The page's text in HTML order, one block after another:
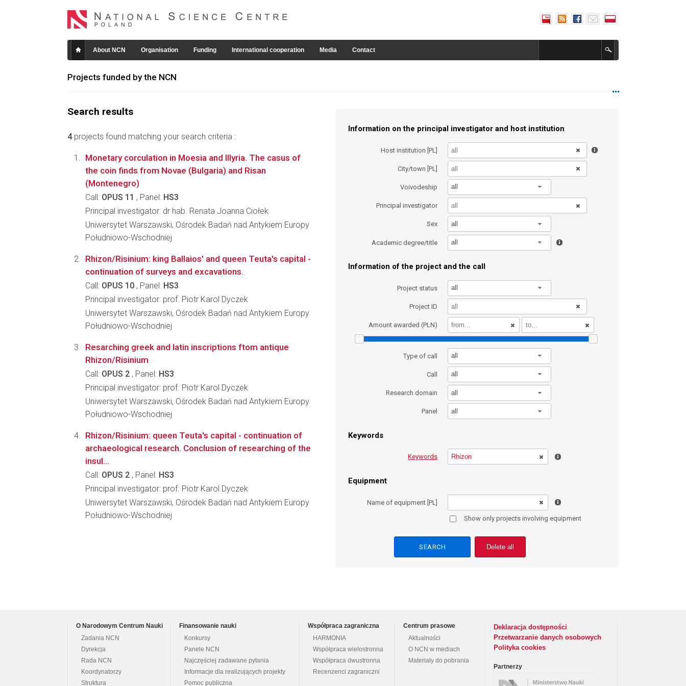
About NCN Organisation Funding International cooperation Media Contact
Projects funded by the NCN
Search results
4projects found matching your search criteria :
Information on the principal investigator and host institution
Host institution [PL]
City/town [PL]
Voivodeship all
Principal investigator
Sex all
Academic degree/title all
Information of the project and the call
Project status all
Project ID
Amount awarded (PLN)
Type of call all
Call all
Research domain all
Panel all
Keywords
Keywords
Equipment
Name of equipment [PL]
Show only projects involving equipment
Delete all
Monetary corculation in Moesia and Illyria. The casus of
the coin finds from Novae (Bulgaria) and Risan
(Montenegro)
Call: OPUS 11 , Panel: HS3
Principal investigator: dr hab. Renata Joanna Ciołek
Uniwersytet Warszawski, Ośrodek Badań nad Antykiem Europy
Południowo-Wschodniej
Rhizon/Risinium: king Ballaios' and queen Teuta's capital -
continuation of surveys and excavations.
Call: OPUS 10 , Panel: HS3
Principal investigator: prof. Piotr Karol Dyczek
Uniwersytet Warszawski, Ośrodek Badań nad Antykiem Europy
Południowo-Wschodniej
Resarching greek and latin inscriptions ftom antique
Rhizon/Risinium
Call: OPUS 2 , Panel: HS3
Principal investigator: prof. Piotr Karol Dyczek
Uniwersytet Warszawski, Ośrodek Badań nad Antykiem Europy
Południowo-Wschodniej
Rhizon/Risinium: queen Teuta's capital - continuation of
archaeological research. Conclusion of researching of the
insul...
Call: OPUS 2 , Panel: HS3
Principal investigator: prof. Piotr Karol Dyczek
Uniwersytet Warszawski, Ośrodek Badań nad Antykiem Europy
Południowo-Wschodniej
O Narodowym Centrum Nauki
Zadania NCN
Dyrekcja
Rada NCN
Koordynatorzy
Struktura
Finansowanie nauki
Konkursy
Panele NCN
Najczęściej zadawane pytania
Informacje dla realizujących projekty
Pomoc publiczna
Współpraca zagraniczna
HARMONIA
Współpraca wielostronna
Współpraca dwustronna
Recenzenci zagraniczni
Centrum prasowe
Aktualności
O NCN w mediach
Materiały do pobrania
Deklaracja dostępności
Przetwarzanie danych osobowych
Polityka cookies
Partnerzy